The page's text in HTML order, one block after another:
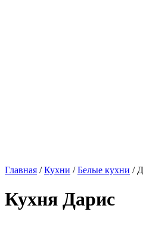
Главная /Кухни /Белые кухни /
Кухня Дарис